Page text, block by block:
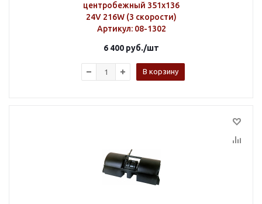
центробежный 351х136
24V 216W (3 скорости)
Артикул: 08-1302
6 400 руб./шт
В корзину